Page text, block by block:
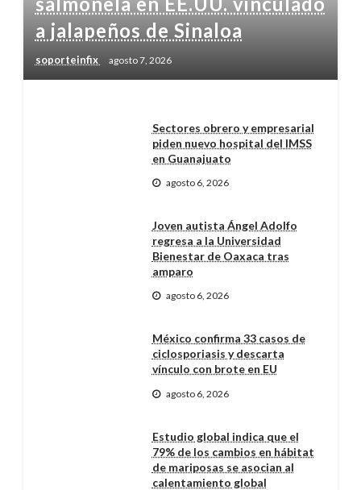
a jalapeños de Sinaloa
soporteinfix agosto 7, 2026
Sectores obrero y empresarial
piden nuevo hospital del IMSS
en Guanajuato
agosto 6, 2026
Joven autista Ángel Adolfo
regresa a la Universidad
Bienestar de Oaxaca tras
amparo
agosto 6, 2026
México confirma 33 casos de
ciclosporiasis y descarta
vínculo con brote en EU
agosto 6, 2026
Estudio global indica que el
79% de los cambios en hábitat
de mariposas se asocian al
calentamiento global